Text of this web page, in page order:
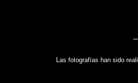
Las fotografías han sido